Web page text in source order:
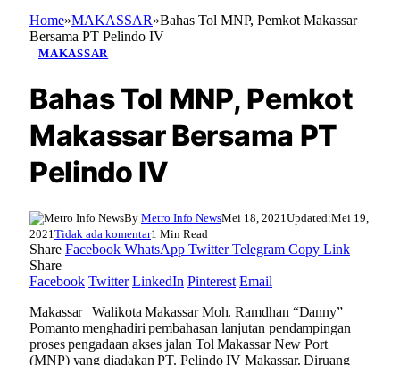
Home»MAKASSAR»Bahas Tol MNP, Pemkot Makassar
Bersama PT Pelindo IV
MAKASSAR
Bahas Tol MNP, Pemkot
Makassar Bersama PT
Pelindo IV
By Metro Info NewsMei 18, 2021 Updated:Mei 19,
2021 Tidak ada komentar1 Min Read
Share Facebook WhatsApp Twitter Telegram Copy Link
Share
Facebook Twitter LinkedIn Pinterest Email
Makassar | Walikota Makassar Moh. Ramdhan “Danny”
Pomanto menghadiri pembahasan lanjutan pendampingan
proses pengadaan akses jalan Tol Makassar New Port
(MNP) yang diadakan PT. Pelindo IV Makassar. Diruang